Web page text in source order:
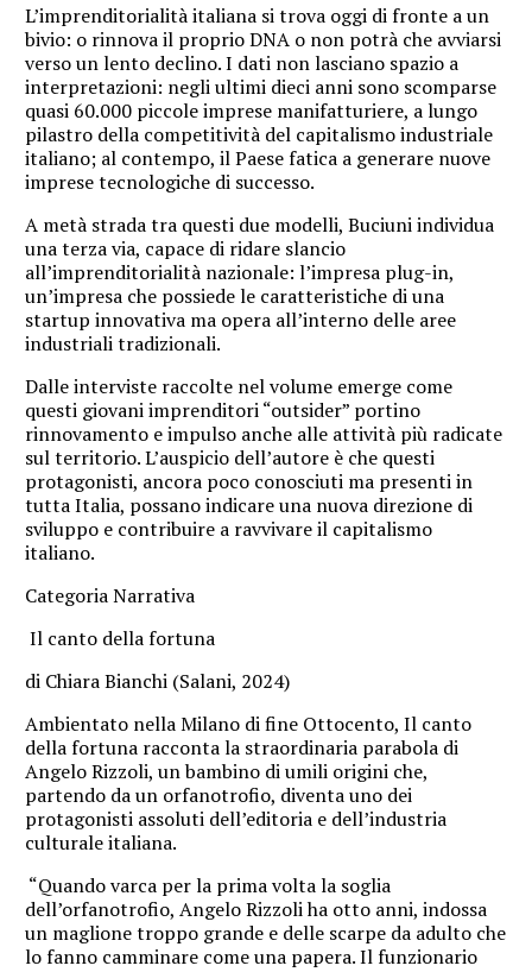
L’imprenditorialità italiana si trova oggi di fronte a un
bivio: o rinnova il proprio DNA o non potrà che avviarsi
verso un lento declino. I dati non lasciano spazio a
interpretazioni: negli ultimi dieci anni sono scomparse
quasi 60.000 piccole imprese manifatturiere, a lungo
pilastro della competitività del capitalismo industriale
italiano; al contempo, il Paese fatica a generare nuove
imprese tecnologiche di successo.
A metà strada tra questi due modelli, Buciuni individua
una terza via, capace di ridare slancio
all’imprenditorialità nazionale: l’impresa plug-in,
un’impresa che possiede le caratteristiche di una
startup innovativa ma opera all’interno delle aree
industriali tradizionali.
Dalle interviste raccolte nel volume emerge come
questi giovani imprenditori “outsider” portino
rinnovamento e impulso anche alle attività più radicate
sul territorio. L’auspicio dell’autore è che questi
protagonisti, ancora poco conosciuti ma presenti in
tutta Italia, possano indicare una nuova direzione di
sviluppo e contribuire a ravvivare il capitalismo
italiano.
Categoria Narrativa
Il canto della fortuna
di Chiara Bianchi (Salani, 2024)
Ambientato nella Milano di fine Ottocento, Il canto
della fortuna racconta la straordinaria parabola di
Angelo Rizzoli, un bambino di umili origini che,
partendo da un orfanotrofio, diventa uno dei
protagonisti assoluti dell’editoria e dell’industria
culturale italiana.
“Quando varca per la prima volta la soglia
dell’orfanotrofio, Angelo Rizzoli ha otto anni, indossa
un maglione troppo grande e delle scarpe da adulto che
lo fanno camminare come una papera. Il funzionario